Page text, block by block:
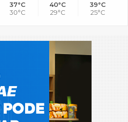
37°C
30°C
40°C
29°C
39°C
25°C